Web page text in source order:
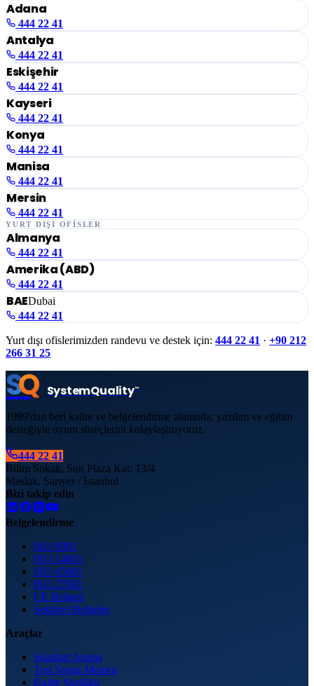
Adana
444 22 41
Antalya
444 22 41
Eskişehir
444 22 41
Kayseri
444 22 41
Konya
444 22 41
Manisa
444 22 41
Mersin
444 22 41
YURT DIŞI OFİSLER
Almanya
444 22 41
Amerika (ABD)
444 22 41
BAEDubai
444 22 41
Yurt dışı ofislerimizden randevu ve destek için: 444 22 41 · +90 212
266 31 25
SQ SystemQuality™
1999'dan beri kalite ve belgelendirme alanında; yazılım ve eğitim
desteğiyle uyum süreçlerini kolaylaştırıyoruz.
444 22 41
Bilim Sokak, Sun Plaza Kat: 13/4
Maslak, Sarıyer / İstanbul
Bizi takip edin
Belgelendirme
ISO 9001
ISO 14001
ISO 45001
ISO 27001
CE Belgesi
Sektörel Belgeler
Araçlar
Standart Arama
Test Sorgu Motoru
Kalite Sözlüğü